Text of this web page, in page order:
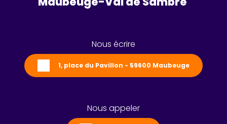
Nous écrire
1, place du Pavillon - 59600 Maubeuge
Nous appeler